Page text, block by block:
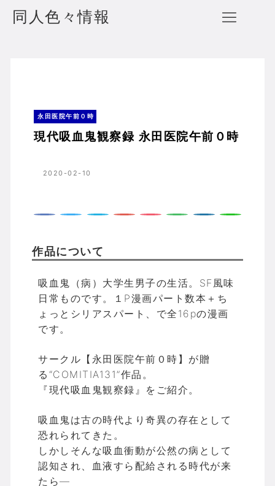
同人色々情報
永田医院午前０時
現代吸血鬼観察録 永田医院午前０時
2020-02-10
作品について
吸血鬼（病）大学生男子の生活。SF風味
日常ものです。１P漫画パート数本＋ち
ょっとシリアスパート、で全16pの漫画
です。
サークル【永田医院午前０時】が贈
る“COMITIA131”作品。
『現代吸血鬼観察録』をご紹介。
吸血鬼は古の時代より奇異の存在として
恐れられてきた。
しかしそんな吸血衝動が公然の病として
認知され、血液すら配給される時代が来
たら―